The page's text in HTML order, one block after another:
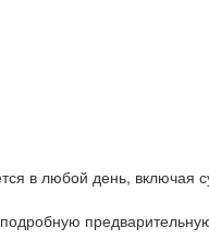
в любой день, включая